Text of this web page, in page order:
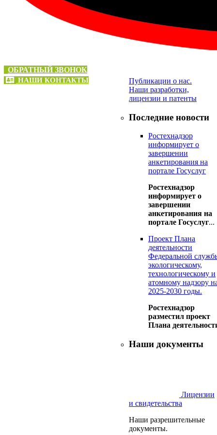
ОБРАТНЫЙ ЗВОНОК
НАШИ КОНТАКТЫ
деятельность
Публикации о нас.
Наши разработки,
лицензии и патенты
Последние новости
Ростехнадзор
информирует о
завершении
анкетирования на
портале Госуслуг
Ростехнадзор
информирует о
завершении
анкетирования на
портале Госуслуг...
Проект Плана
деятельности
Федеральной
экологическому,
технологическому и
атомному надзору
2025-2030 годы.
Ростехнадзор
разместил проект
Плана
Наши документы
Лицензии
и свидетельства
Наши разрешительные
документы.